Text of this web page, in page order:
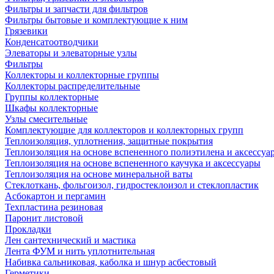
Фильтры и запчасти для фильтров
Фильтры бытовые и комплектующие к ним
Грязевики
Конденсатоотводчики
Элеваторы и элеваторные узлы
Фильтры
Коллекторы и коллекторные группы
Коллекторы распределительные
Группы коллекторные
Шкафы коллекторные
Узлы смесительные
Комплектующие для коллекторов и коллекторных групп
Теплоизоляция, уплотнения, защитные покрытия
Теплоизоляция на основе вспененного полиэтилена и
Теплоизоляция на основе вспененного каучука и аксессуары
Теплоизоляция на основе минеральной ваты
Стеклоткань, фольгоизол, гидростеклоизол и стеклопластик
Асбокартон и пергамин
Техпластина резиновая
Паронит листовой
Прокладки
Лен сантехнический и мастика
Лента ФУМ и нить уплотнительная
Набивка сальниковая, каболка и шнур асбестовый